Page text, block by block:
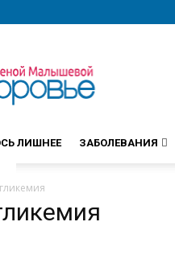
ЛИШНЕЕ ЗАБОЛЕВАНИЯ